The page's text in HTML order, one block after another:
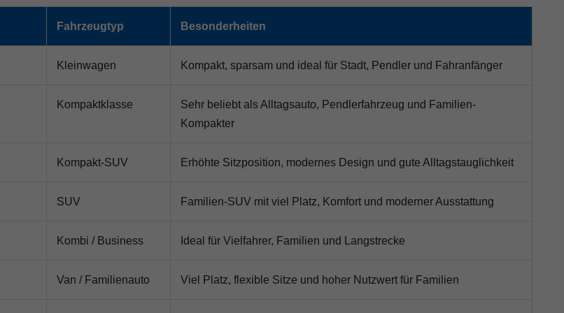
Fahrzeugtyp Besonderheiten
Kleinwagen Kompakt, sparsam und ideal für Stadt, Pendler und Fahranfänger
Kompaktklasse
Sehr beliebt als Alltagsauto, Pendlerfahrzeug und Familien-
Kompakter
Kompakt-SUV Erhöhte Sitzposition, modernes Design und gute Alltagstauglichkeit
SUV Familien-SUV mit viel Platz, Komfort und moderner Ausstattung
Kombi / Business Ideal für Vielfahrer, Familien und Langstrecke
Van / Familienauto Viel Platz, flexible Sitze und hoher Nutzwert für Familien